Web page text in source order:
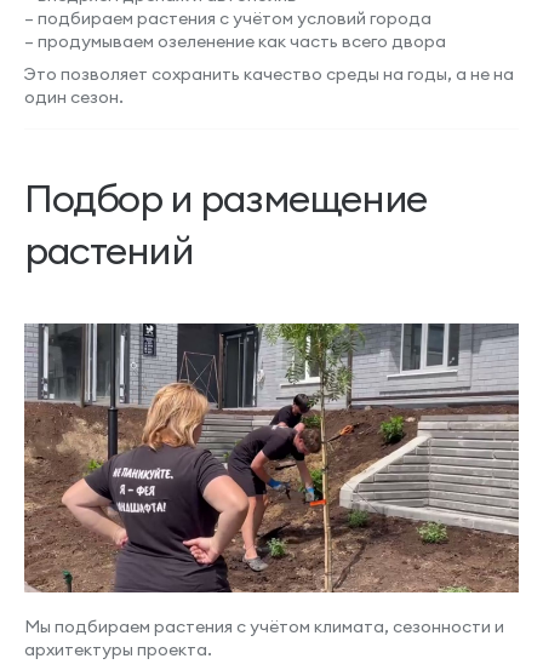
– подбираем растения с учётом условий города
– продумываем озеленение как часть всего двора
Это позволяет сохранить качество среды на годы, а не на
один сезон.
Подбор и размещение
растений
Мы подбираем растения с учётом климата, сезонности и
архитектуры проекта.